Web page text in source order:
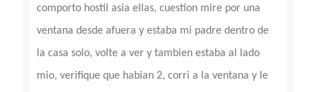
comporto hostil asia ellas, cuestion mire por una
ventana desde afuera y estaba mi padre dentro de
la casa solo, volte a ver y tambien estaba al lado
mio, verifique que habian 2, corri a la ventana y le